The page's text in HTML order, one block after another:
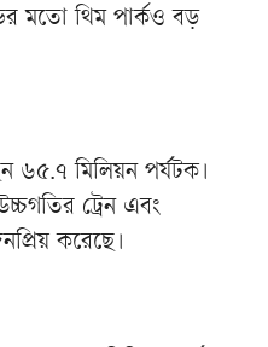
মতো থিম পার্কও বড়
৬৫.৭ মিলিয়ন পর্যটক।
ট্রেন এবং
করেছে।